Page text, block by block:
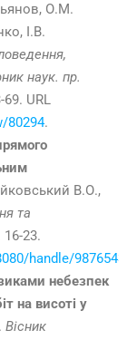
О.М.
І.В.
наук. пр.
URL
80294.
В.О.,
та
23.
handle/
небезпек
на висоті у
Вісник